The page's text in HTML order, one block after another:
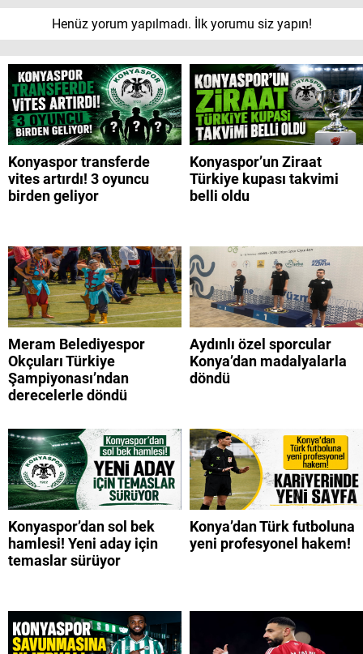
Henüz yorum yapılmadı. İlk yorumu siz yapın!
Konyaspor transferde
vites artırdı! 3 oyuncu
birden geliyor
Konyaspor’un Ziraat
Türkiye kupası takvimi
belli oldu
Meram Belediyespor
Okçuları Türkiye
Şampiyonası’ndan
derecelerle döndü
Aydınlı özel sporcular
Konya’dan madalyalarla
döndü
Konyaspor’dan sol bek
hamlesi! Yeni aday için
temaslar sürüyor
Konya’dan Türk futboluna
yeni profesyonel hakem!